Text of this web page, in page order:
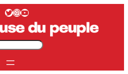
Twitter InstagramYouTube